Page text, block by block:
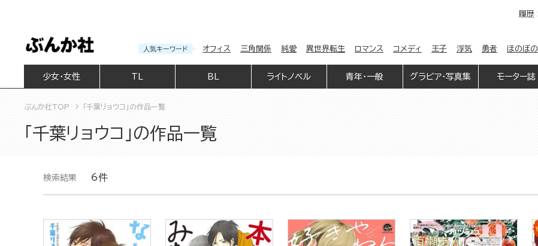
履歴
人気キーワード オフィス 三角関係 純愛 異世界転生 ロマンス コメディ 王子 浮気 勇者 ほのぼの
少女・女性 BL ライトノベル 青年・一般 グラビア・写真集 モーター誌
ぶんか社TOP 「千葉リョウコ」の作品一覧
「千葉リョウコ」の作品一覧
検索結果 6件